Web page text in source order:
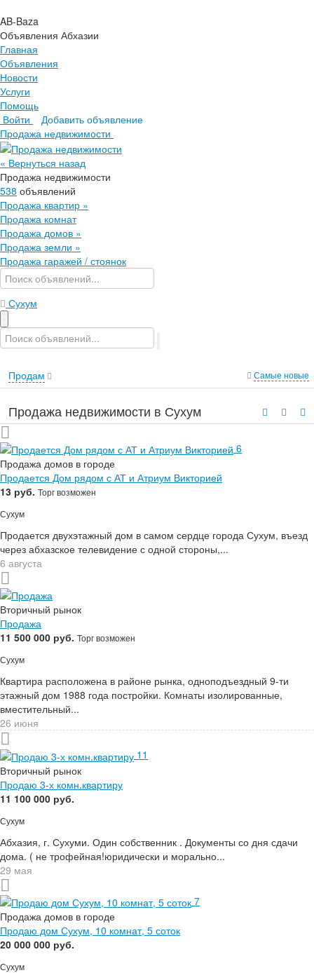
AB-Baza
Объявления Абхазии
Главная
Объявления
Новости
Услуги
Помощь
Войти
Добавить объявление
Главная
Объявления
Новости
Услуги
Помощь
Продажа недвижимости
« Вернуться назад
Продажа недвижимости
538 объявлений
Продажа квартир »
Продажа комнат
Продажа домов »
Продажа земли »
Продажа гаражей / стоянок
Сухум
Продам Самые новые
Продажа недвижимости в Сухум
6
Продажа домов в городе
Продается Дом рядом с АТ и Атриум Викторией
13 руб. Торг возможен
Сухум
Продается двухэтажный дом в самом сердце города Сухум, въезд
через абхазское телевидение с одной стороны,...
6 августа
Вторичный рынок
Продажа
11 500 000 руб. Торг возможен
Сухум
Квартира расположена в районе рынка, одноподъездный 9-ти
этажный дом 1988 года постройки. Комнаты изолированные,
вместительный...
26 июня
11
Вторичный рынок
Продаю 3-х комн.квартиру
11 100 000 руб.
Сухум
Абхазия, г. Сухуми. Один собственник . Документы со дня сдачи
дома. ( не трофейная!юридически и морально...
29 мая
7
Продажа домов в городе
Продаю дом Сухум, 10 комнат, 5 соток
20 000 000 руб.
Сухум